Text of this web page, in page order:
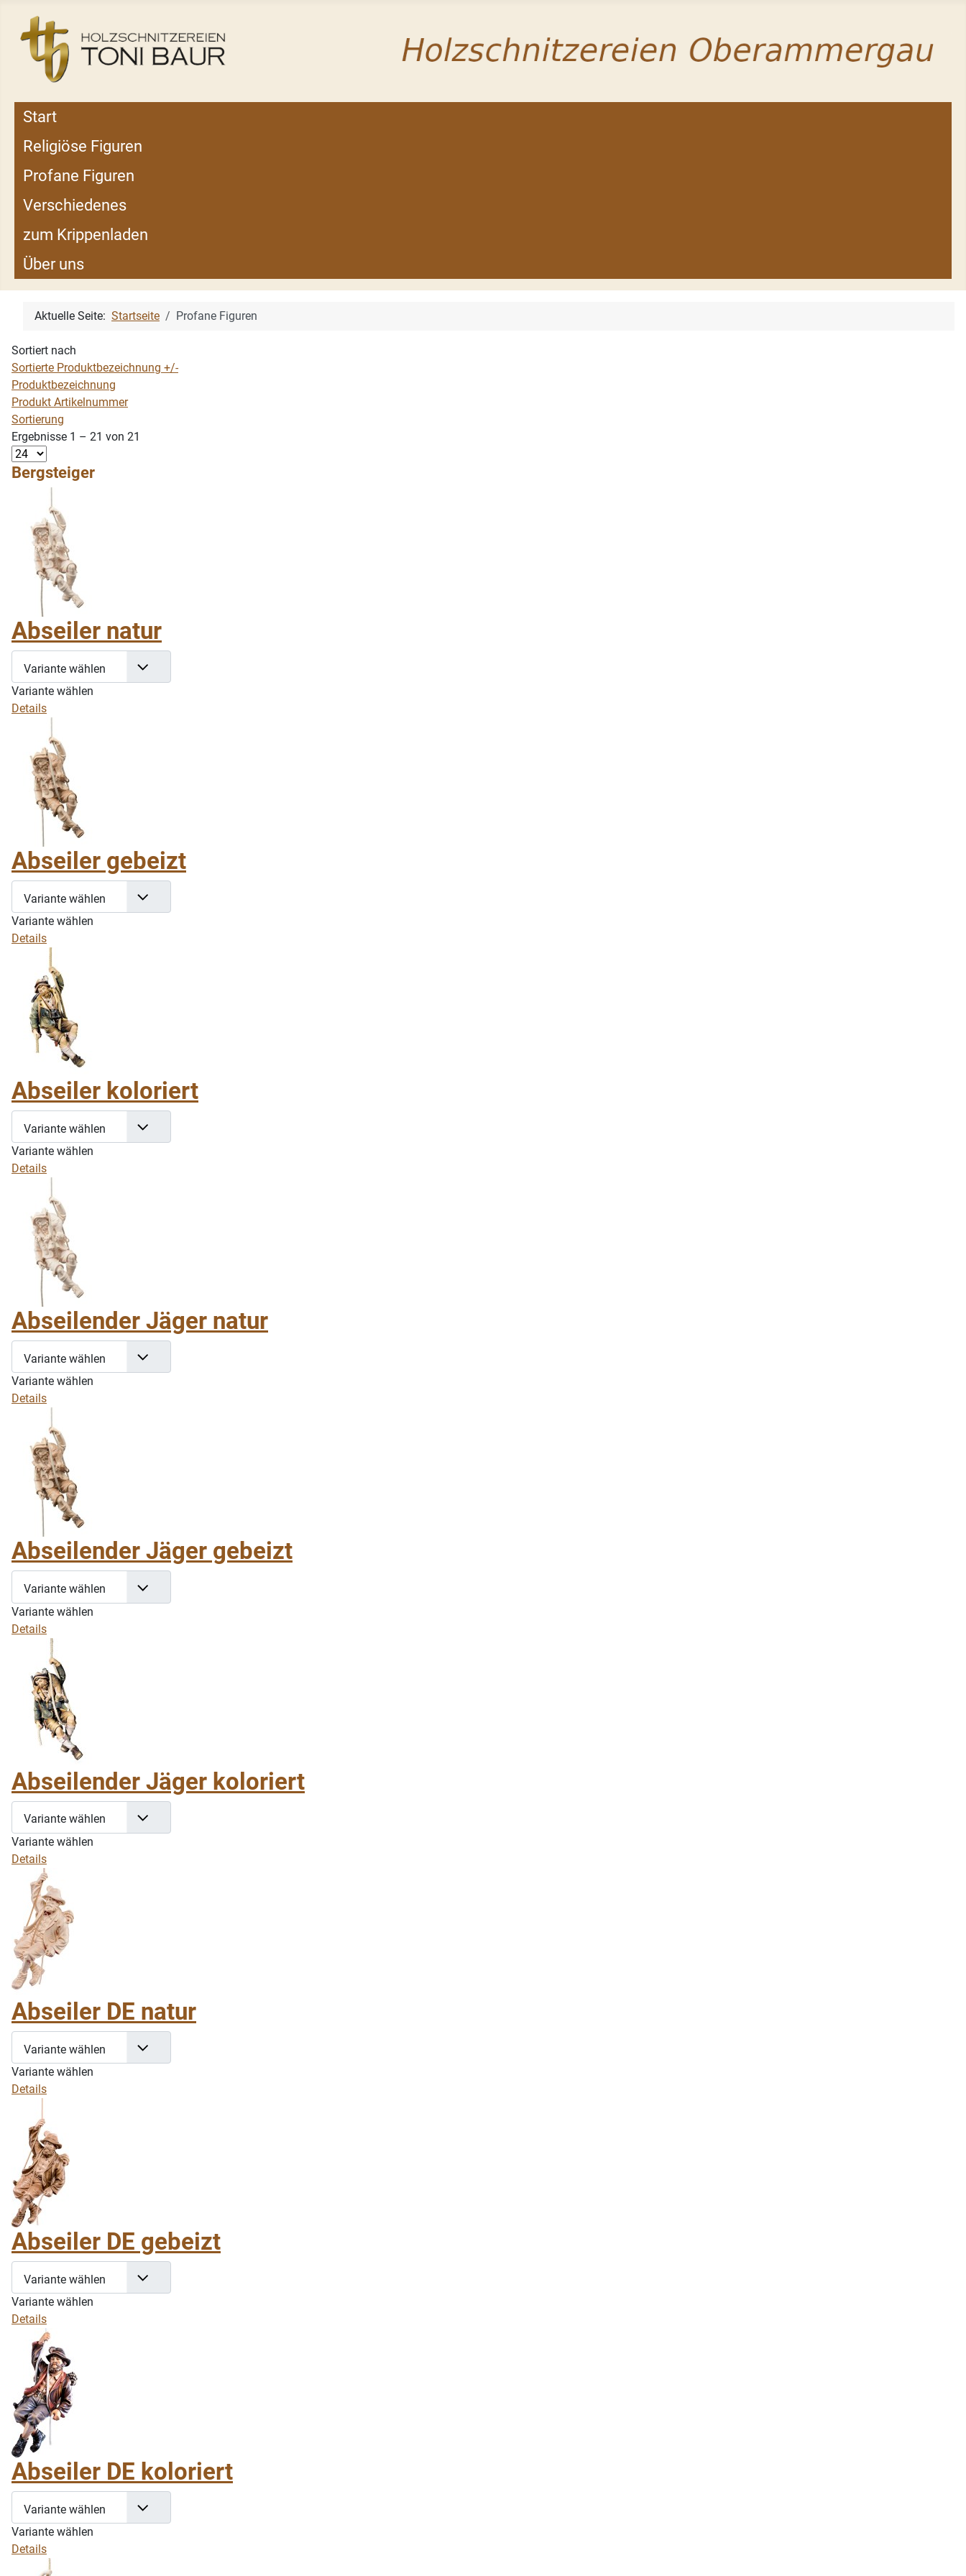
Start
Religiöse Figuren
Profane Figuren
Verschiedenes
zum Krippenladen
Über uns
Aktuelle Seite: Startseite Profane Figuren
Sortiert nach
Sortierte Produktbezeichnung +/-
Produktbezeichnung
Produkt Artikelnummer
Sortierung
Ergebnisse 1 – 21 von 21
Bergsteiger
Abseiler natur
Variante wählen
Variante wählen
Details
Abseiler gebeizt
Variante wählen
Variante wählen
Details
Abseiler koloriert
Variante wählen
Variante wählen
Details
Abseilender Jäger natur
Variante wählen
Variante wählen
Details
Abseilender Jäger gebeizt
Variante wählen
Variante wählen
Details
Abseilender Jäger koloriert
Variante wählen
Variante wählen
Details
Abseiler DE natur
Variante wählen
Variante wählen
Details
Abseiler DE gebeizt
Variante wählen
Variante wählen
Details
Abseiler DE koloriert
Variante wählen
Variante wählen
Details